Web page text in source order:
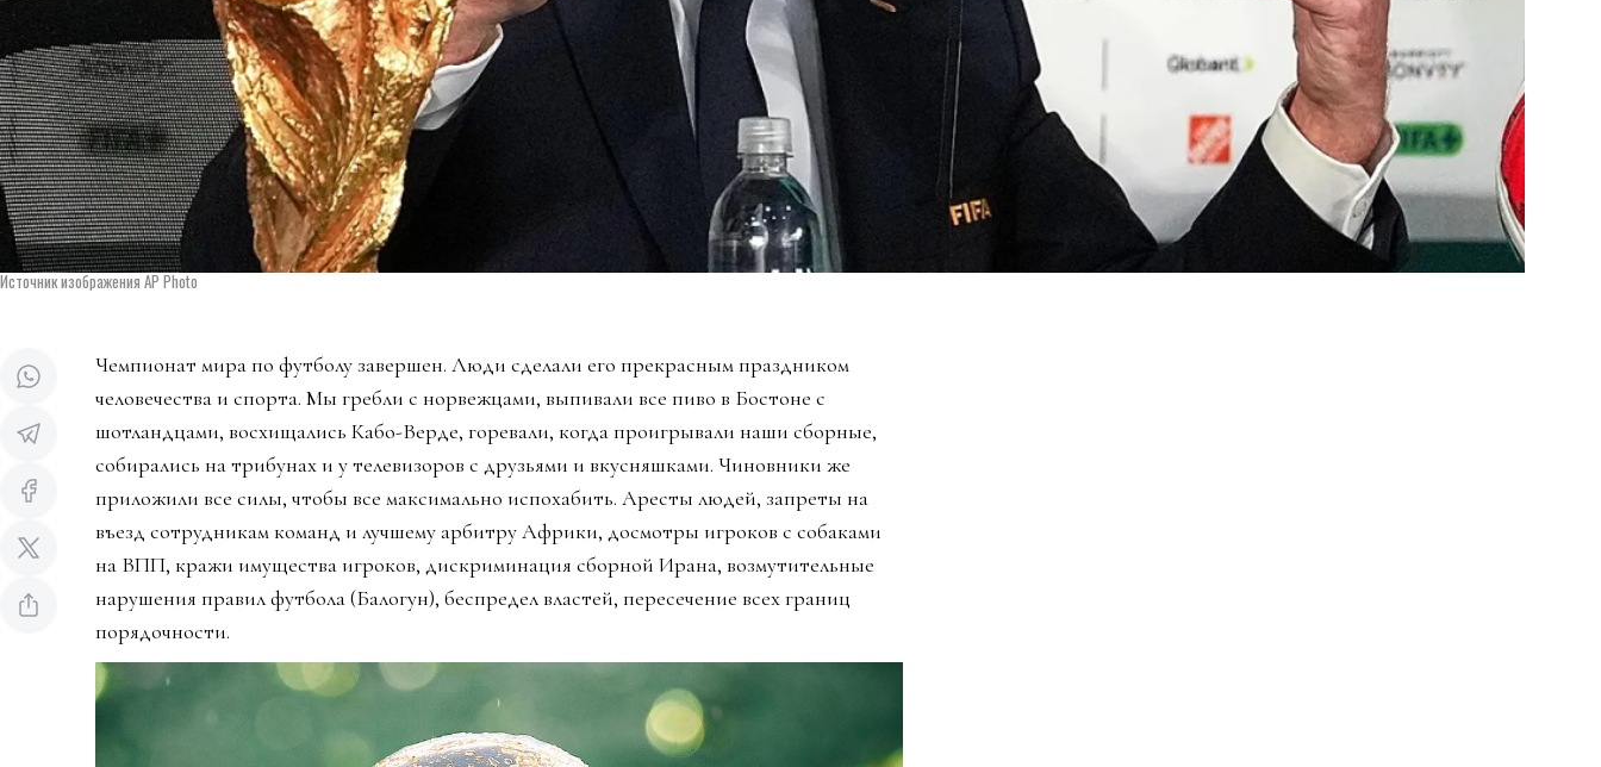
Источник изображения AP Photo
Чемпионат мира по футболу завершен. Люди сделали его прекрасным праздником
человечества и спорта. Мы гребли с норвежцами, выпивали все пиво в Бостоне с
шотландцами, восхищались Кабо-Верде, горевали, когда проигрывали наши сборные,
собирались на трибунах и у телевизоров с друзьями и вкусняшками. Чиновники же
приложили все силы, чтобы все максимально испохабить. Аресты людей, запреты на
въезд сотрудникам команд и лучшему арбитру Африки, досмотры игроков с собаками
на ВПП, кражи имущества игроков, дискриминация сборной Ирана, возмутительные
нарушения правил футбола (Балогун), беспредел властей, пересечение всех границ
порядочности.